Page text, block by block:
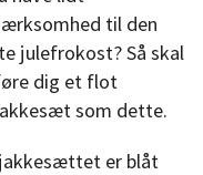
til den
julefrokost? Så skal
dig et flot
som dette.
er blåt